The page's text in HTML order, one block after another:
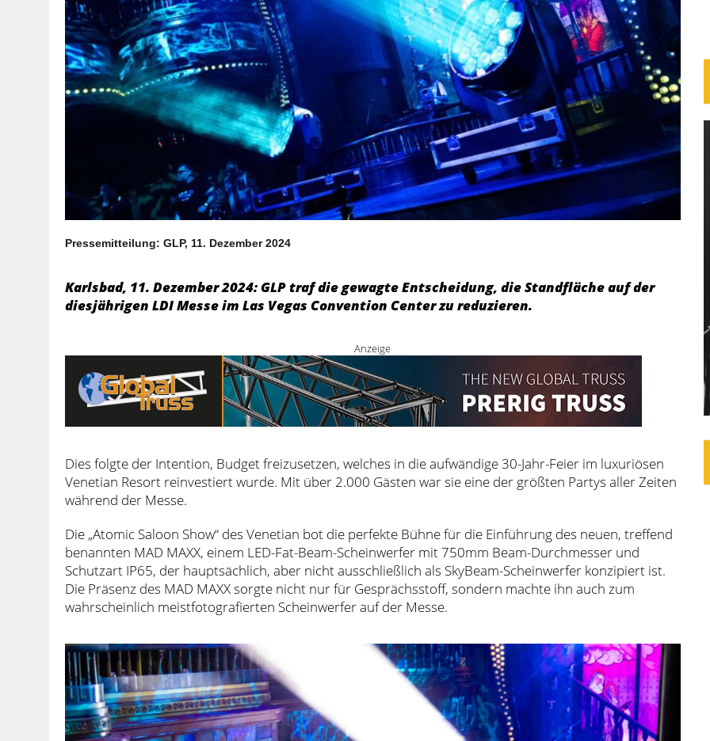
Pressemitteilung: GLP, 11. Dezember 2024
Karlsbad, 11. Dezember 2024: GLP traf die gewagte Entscheidung, die Standfläche auf der
diesjährigen LDI Messe im Las Vegas Convention Center zu reduzieren.
Anzeige
Dies folgte der Intention, Budget freizusetzen, welches in die aufwändige 30-Jahr-Feier im luxuriösen
Venetian Resort reinvestiert wurde. Mit über 2.000 Gästen war sie eine der größten Partys aller Zeiten
während der Messe.
Die „Atomic Saloon Show“ des Venetian bot die perfekte Bühne für die Einführung des neuen, treffend
benannten MAD MAXX, einem LED-Fat-Beam-Scheinwerfer mit 750mm Beam-Durchmesser und
Schutzart IP65, der hauptsächlich, aber nicht ausschließlich als SkyBeam-Scheinwerfer konzipiert ist.
Die Präsenz des MAD MAXX sorgte nicht nur für Gesprächsstoff, sondern machte ihn auch zum
wahrscheinlich meistfotografierten Scheinwerfer auf der Messe.